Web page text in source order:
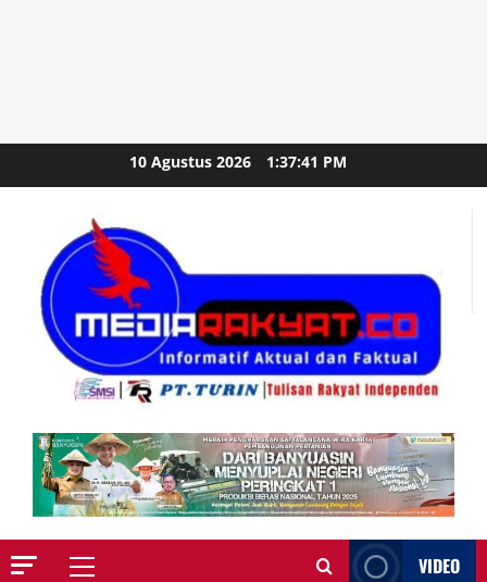
to
10 Agustus 2026 1:37:43 PM
Primary
VIDEO